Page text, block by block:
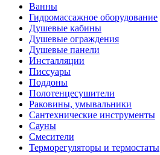
Ванны
Гидромассажное оборудование
Душевые кабины
Душевые ограждения
Душевые панели
Инсталляции
Писсуары
Поддоны
Полотенцесушители
Раковины, умывальники
Сантехнические инструменты
Сауны
Смесители
Терморегуляторы и термостаты